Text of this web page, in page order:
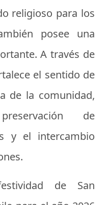
religioso para los
posee una
A través de
el sentido de
de la comunidad,
de
y el intercambio
de San